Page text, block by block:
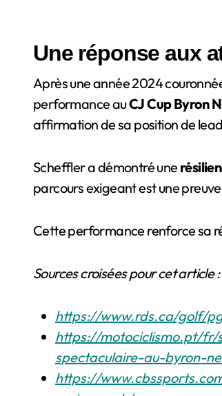
Une réponse aux
Après une année 2024
performance auCJ Cup Byron
affirmation de sa position de
Scheffler a démontré une
parcours exigeant est une
Cette performance renforce sa
Sources croisées pour cet article :
https://www.rds.ca/golf/
https://motociclismo.pt/
spectaculaire-au-byron-
https://